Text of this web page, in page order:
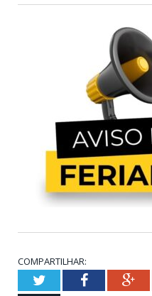
COMPARTILHAR:
TwitterFacebook